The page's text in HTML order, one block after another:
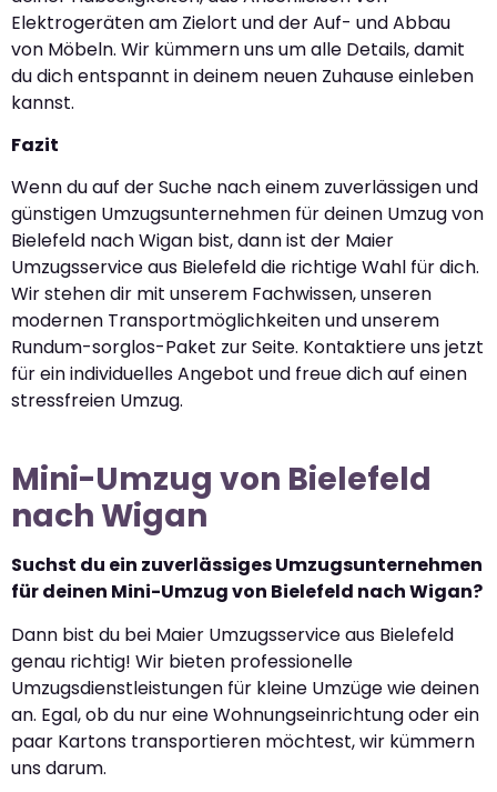
Elektrogeräten am Zielort und der Auf- und Abbau
von Möbeln. Wir kümmern uns um alle Details, damit
du dich entspannt in deinem neuen Zuhause einleben
kannst.
Fazit
Wenn du auf der Suche nach einem zuverlässigen und
günstigen Umzugsunternehmen für deinen Umzug von
Bielefeld nach Wigan bist, dann ist der Maier
Umzugsservice aus Bielefeld die richtige Wahl für dich.
Wir stehen dir mit unserem Fachwissen, unseren
modernen Transportmöglichkeiten und unserem
Rundum-sorglos-Paket zur Seite. Kontaktiere uns jetzt
für ein individuelles Angebot und freue dich auf einen
stressfreien Umzug.
Mini-Umzug von Bielefeld
nach Wigan
Suchst du ein zuverlässiges Umzugsunternehmen
für deinen Mini-Umzug von Bielefeld nach Wigan?
Dann bist du bei Maier Umzugsservice aus Bielefeld
genau richtig! Wir bieten professionelle
Umzugsdienstleistungen für kleine Umzüge wie deinen
an. Egal, ob du nur eine Wohnungseinrichtung oder ein
paar Kartons transportieren möchtest, wir kümmern
uns darum.